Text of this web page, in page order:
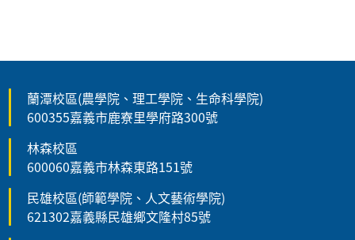
蘭潭校區(農學院、理工學院、生命科學院)
600355嘉義市鹿寮里學府路300號
林森校區
600060嘉義市林森東路151號
民雄校區(師範學院、人文藝術學院)
621302嘉義縣民雄鄉文隆村85號